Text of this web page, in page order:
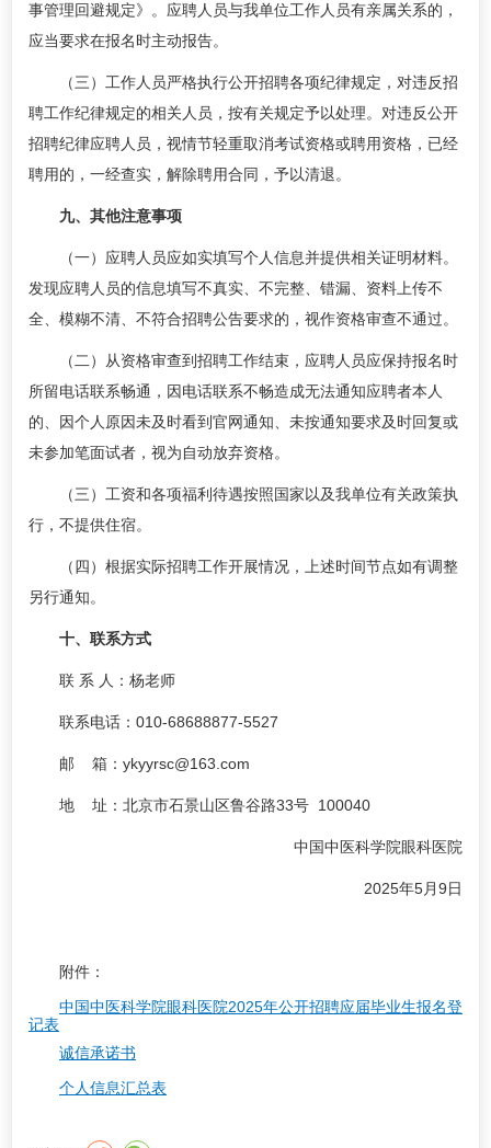
事管理回避规定》。应聘人员与我单位工作人员有亲属关系的，
应当要求在报名时主动报告。
（三）工作人员严格执行公开招聘各项纪律规定，对违反招
聘工作纪律规定的相关人员，按有关规定予以处理。对违反公开
招聘纪律应聘人员，视情节轻重取消考试资格或聘用资格，已经
聘用的，一经查实，解除聘用合同，予以清退。
九、其他注意事项
（一）应聘人员应如实填写个人信息并提供相关证明材料。
发现应聘人员的信息填写不真实、不完整、错漏、资料上传不
全、模糊不清、不符合招聘公告要求的，视作资格审查不通过。
（二）从资格审查到招聘工作结束，应聘人员应保持报名时
所留电话联系畅通，因电话联系不畅造成无法通知应聘者本人
的、因个人原因未及时看到官网通知、未按通知要求及时回复或
未参加笔面试者，视为自动放弃资格。
（三）工资和各项福利待遇按照国家以及我单位有关政策执
行，不提供住宿。
（四）根据实际招聘工作开展情况，上述时间节点如有调整
另行通知。
十、联系方式
联 系 人：杨老师
联系电话：010-68688877-5527
邮 箱：ykyyrsc@163.com
地 址：北京市石景山区鲁谷路33号 100040
中国中医科学院眼科医院
2025年5月9日
附件：
中国中医科学院眼科医院2025年公开招聘应届毕业生报名登
记表
诚信承诺书
个人信息汇总表